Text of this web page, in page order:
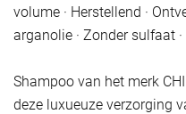
volume · Herstellend ·
arganolie · Zonder sulfaat
Shampoo van het merk
deze luxueuze verzorging